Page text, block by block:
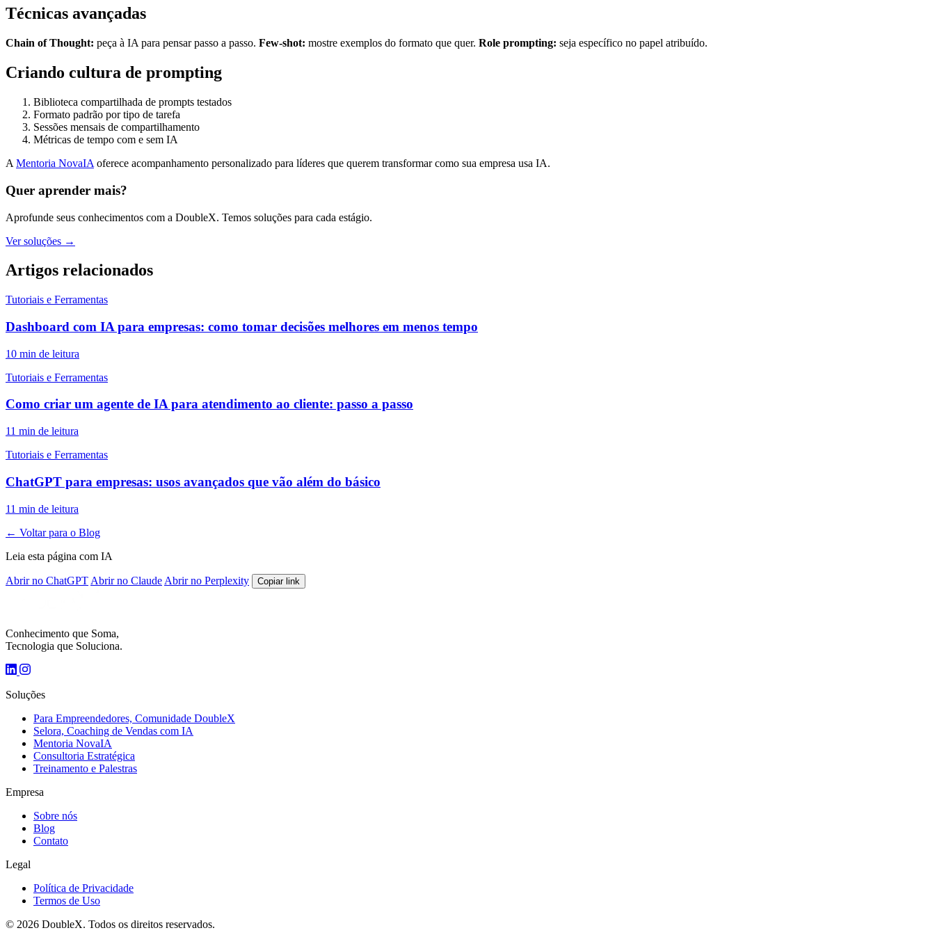
Técnicas avançadas
Chain of Thought: peça à IA para pensar passo a passo. Few-shot: mostre exemplos do formato que quer. Role prompting: seja específico no papel atribuído.
Criando cultura de prompting
Biblioteca compartilhada de prompts testados
Formato padrão por tipo de tarefa
Sessões mensais de compartilhamento
Métricas de tempo com e sem IA
A Mentoria NovaIA oferece acompanhamento personalizado para líderes que querem transformar como sua empresa usa IA.
Quer aprender mais?
Aprofunde seus conhecimentos com a DoubleX. Temos soluções para cada estágio.
Ver soluções →
Artigos relacionados
Tutoriais e Ferramentas
Dashboard com IA para empresas: como tomar decisões melhores em menos tempo
10 min de leitura
Tutoriais e Ferramentas
Como criar um agente de IA para atendimento ao cliente: passo a passo
11 min de leitura
Tutoriais e Ferramentas
ChatGPT para empresas: usos avançados que vão além do básico
11 min de leitura
← Voltar para o Blog
Leia esta página com IA
Abrir no ChatGPT Abrir no Claude Abrir no Perplexity Copiar link
Conhecimento que Soma,
Tecnologia que Soluciona.
Soluções
Para Empreendedores, Comunidade DoubleX
Selora, Coaching de Vendas com IA
Mentoria NovaIA
Consultoria Estratégica
Treinamento e Palestras
Empresa
Sobre nós
Blog
Contato
Legal
Política de Privacidade
Termos de Uso
© 2026 DoubleX. Todos os direitos reservados.